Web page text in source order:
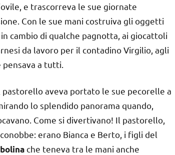
e trascorreva le sue giornate
Con le sue mani costruiva gli oggetti
cambio di qualche pagnotta, ai giocattoli
da lavoro per il contadino Virgilio, agli
a tutti.
aveva portato le sue pecorelle a
lo splendido panorama quando,
Come si divertivano! Il pastorello,
erano Bianca e Berto, i figli del
che teneva tra le mani anche